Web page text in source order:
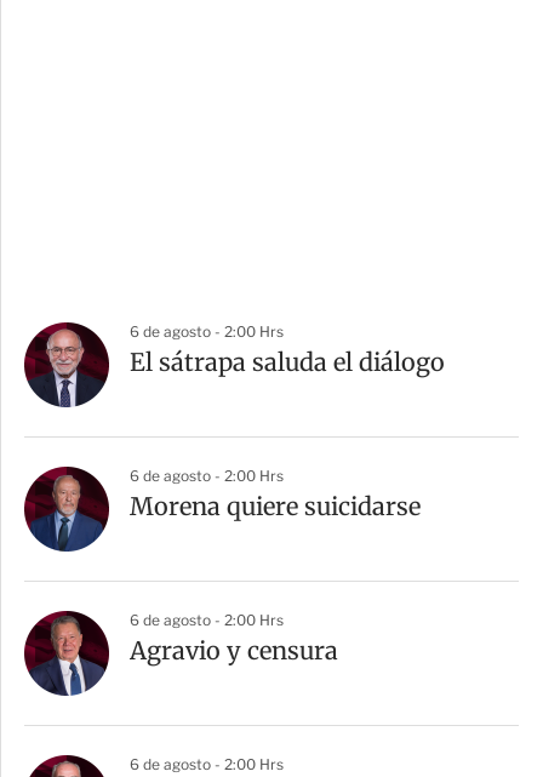
6 de agosto - 2:00 Hrs
El sátrapa saluda el diálogo
6 de agosto - 2:00 Hrs
Morena quiere suicidarse
6 de agosto - 2:00 Hrs
Agravio y censura
6 de agosto - 2:00 Hrs